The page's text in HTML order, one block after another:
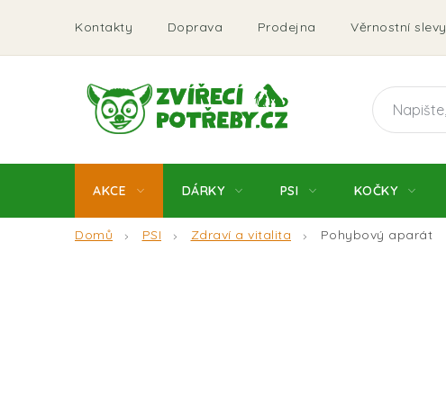
obsah
Kontakty Doprava Prodejna Věrnostní slevy
AKCE DÁRKY PSI KOČKY
Domů PSI Zdraví a vitalita Pohybový aparát